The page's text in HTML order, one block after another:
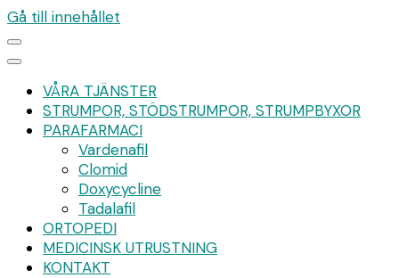
Gå till innehållet
VÅRA TJÄNSTER
STRUMPOR, STÖDSTRUMPOR, STRUMPBYXOR
PARAFARMACI
Vardenafil
Clomid
Doxycycline
Tadalafil
ORTOPEDI
MEDICINSK UTRUSTNING
KONTAKT